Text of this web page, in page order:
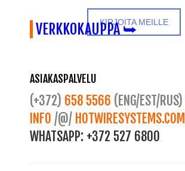
KIRJOITA MEILLE
VERKKOKAUPPA ⮩
ASIAKASPALVELU
(+372) 658 5566 (ENG/EST/RUS)
INFO /@/ HOTWIRESYSTEMS.COM
WHATSAPP: +372 527 6800